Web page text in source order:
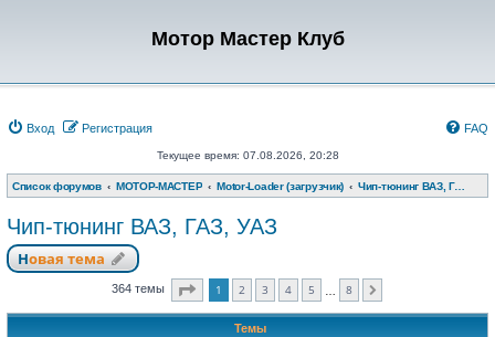
Мотор Мастер Клуб
Вход Регистрация FAQ
Текущее время: 07.08.2026, 20:28
Список форумов МОТОР-МАСТЕР Motor-Loader (загрузчик) Чип-тюнинг ВАЗ, ГАЗ, УАЗ
Чип-тюнинг ВАЗ, ГАЗ, УАЗ
Новая тема
364 темы Страница из
1 2 3 4 5 8
Темы